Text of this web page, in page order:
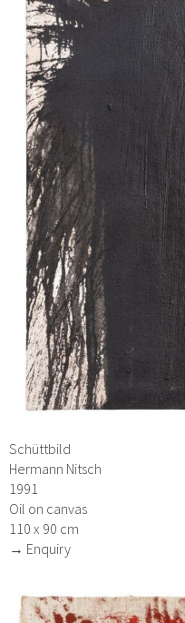
Schüttbild
Hermann Nitsch
1991
Oil on canvas
110 x 90 cm
→ Enquiry